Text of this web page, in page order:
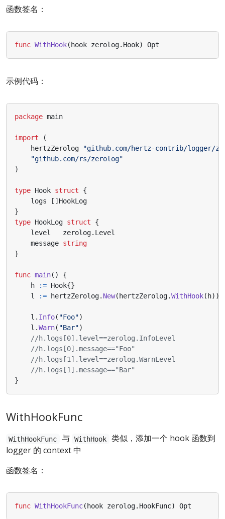
函数签名：
func WithHook( hook zerolog. Hook) Opt
示例代码：
package main
import
(
hertzZerolog
"github.com/hertz-contrib/logger/
"github.com/rs/zerolog"
)
type Hook struct
{
logs
[] HookLog
}
type HookLog struct
{
level
zerolog. Level
message string
}
func main()
{
h
:= Hook{}
l
:= hertzZerolog. New( hertzZerolog.WithHook( h))
l . Info( "Foo")
l .Warn( "Bar")
//h.logs[0].level==zerolog.InfoLevel
//h.logs[0].message=="Foo"
//h.logs[1].level==zerolog.WarnLevel
//h.logs[1].message=="Bar"
}
WithHookFunc
WithHookFunc 与 WithHook
类似，添加一个 hook 函数到
logger 的 context 中
函数签名：
func WithHookFunc( hook zerolog. HookFunc) Opt